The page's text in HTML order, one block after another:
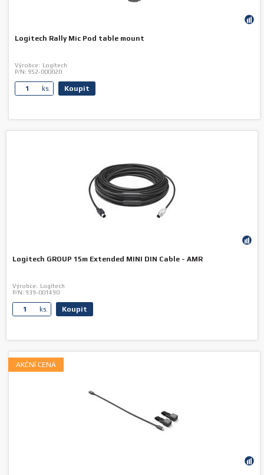
Logitech Rally Mic Pod table mount
Výrobce: Logitech
P/N: 952-000020
ks. Koupit
Logitech GROUP 15m Extended MINI DIN Cable - AMR
Výrobce: Logitech
P/N: 939-001490
ks. Koupit
AKČNÍ CENA